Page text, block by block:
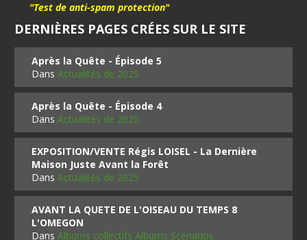
"Test de anti-spam protection"
DERNIÈRES PAGES CRÉES SUR LE SITE
Après la Quête - Épisode 5
DansActualités de 2025
Après la Quête - Épisode 4
DansActualités de 2025
EXPOSITION/VENTE Régis LOISEL - La Dernière
Maison Juste Avant la Forêt
DansActualités de 2025
AVANT LA QUETE DE L'OISEAU DU TEMPS 8
L'OMEGON
DansAlbums collectifs Albums Scénarios